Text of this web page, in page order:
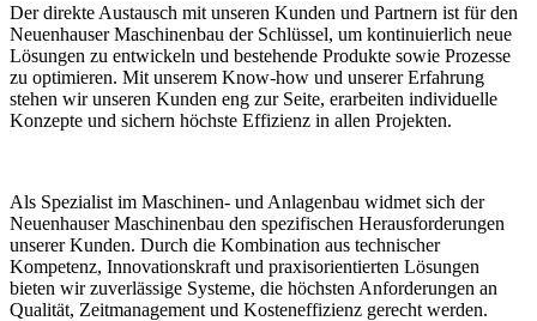
Der direkte Austausch mit unseren Kunden und Partnern ist für den
Neuenhauser Maschinenbau der Schlüssel, um kontinuierlich neue
Lösungen zu entwickeln und bestehende Produkte sowie Prozesse
zu optimieren. Mit unserem Know-how und unserer Erfahrung
stehen wir unseren Kunden eng zur Seite, erarbeiten individuelle
Konzepte und sichern höchste Effizienz in allen Projekten.
Als Spezialist im Maschinen- und Anlagenbau widmet sich der
Neuenhauser Maschinenbau den spezifischen Herausforderungen
unserer Kunden. Durch die Kombination aus technischer
Kompetenz, Innovationskraft und praxisorientierten Lösungen
bieten wir zuverlässige Systeme, die höchsten Anforderungen an
Qualität, Zeitmanagement und Kosteneffizienz gerecht werden.